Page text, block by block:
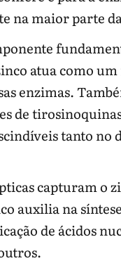
na maior parte
atua como
enzimas.
de
tanto
capturam o
auxilia na
de ácidos